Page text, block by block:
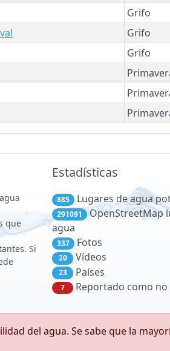
Grifo
Grifo
Grifo
que
Si
Estadísticas
885 Lugares de agua
291091 OpenStreetMap
agua
337 Fotos
20 Vídeos
23 Países
7 Reportado como
del agua. Se sabe que la